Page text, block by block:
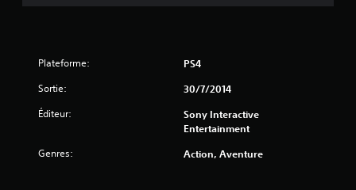
v
Plateforme: PS4
Sortie: 30/7/2014
Éditeur:
Sony Interactive
Entertainment
Genres: Action, Aventure